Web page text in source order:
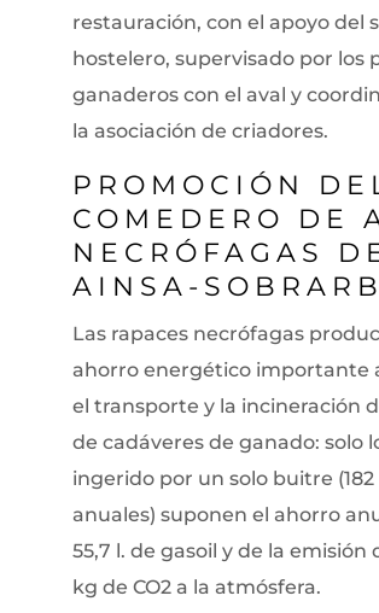
restauración, con el apoyo del
hostelero, supervisado por los
ganaderos con el aval y
la asociación de criadores.
PROMOCIÓN
COMEDERO DE
NECRÓFAGAS
AINSA-
Las rapaces necrófagas
ahorro energético importante
el transporte y la incineración
de cadáveres de ganado: solo
ingerido por un solo buitre (182
anuales) suponen el ahorro
55,7 l. de gasoil y de la emisión
kg de CO2 a la atmósfera.